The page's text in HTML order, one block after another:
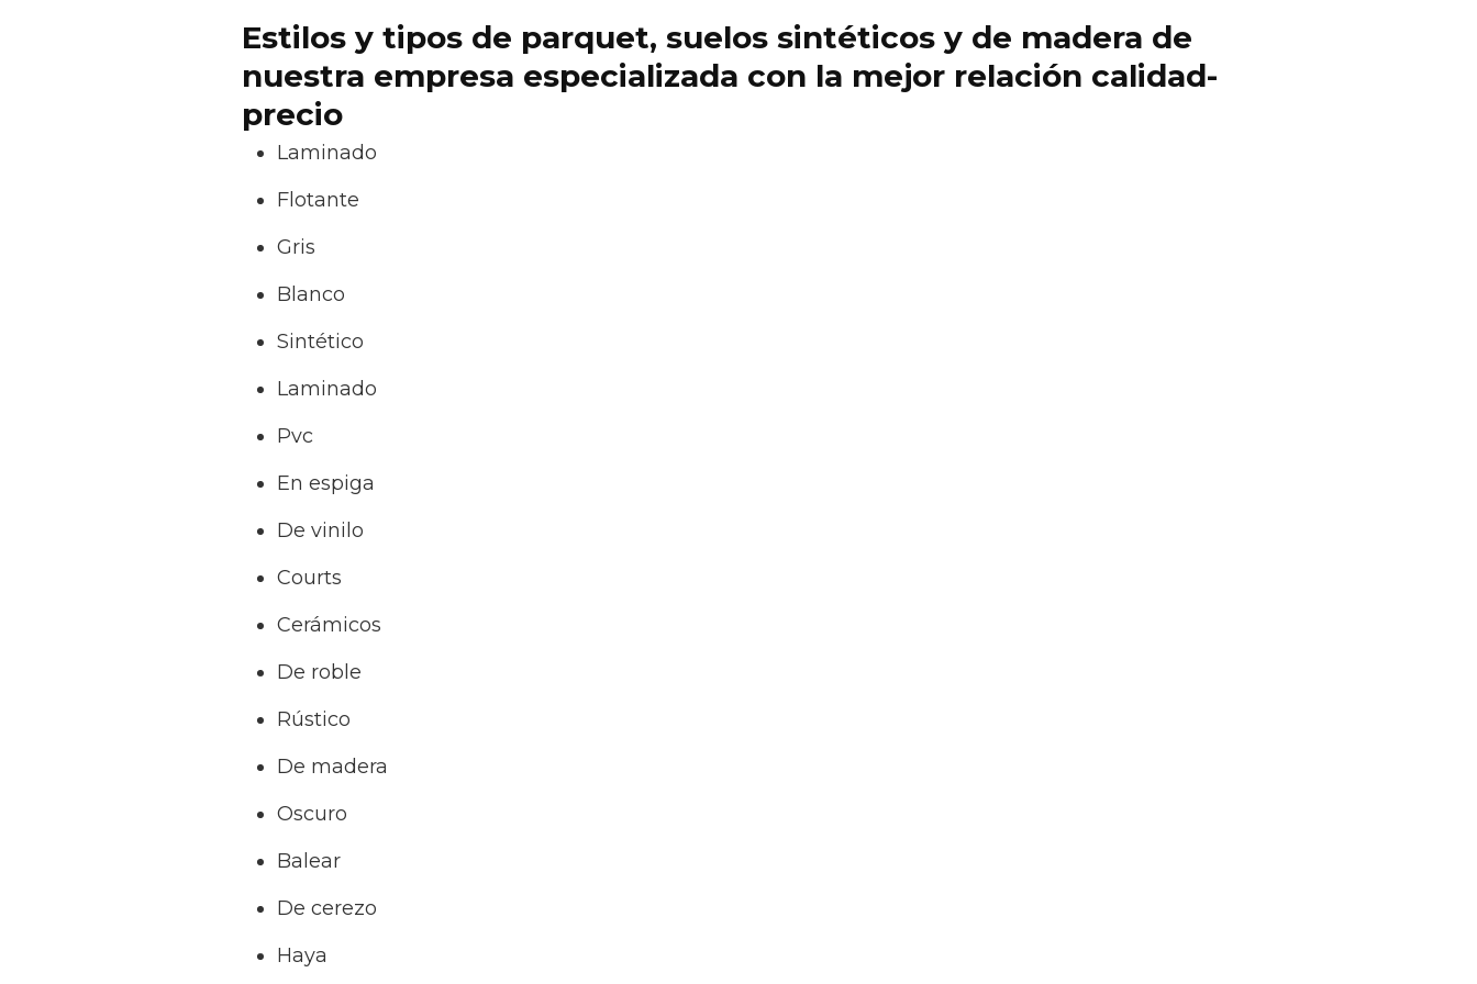
Estilos y tipos de parquet, suelos sintéticos y de madera de
nuestra empresa especializada con la mejor relación calidad-
precio
Laminado
Flotante
Gris
Blanco
Sintético
Laminado
Pvc
En espiga
De vinilo
Courts
Cerámicos
De roble
Rústico
De madera
Oscuro
Balear
De cerezo
Haya